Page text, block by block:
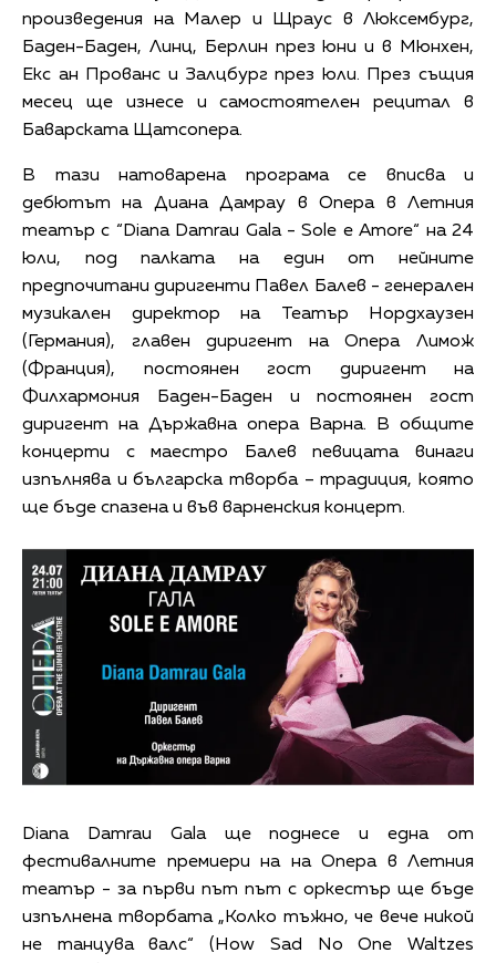
произведения на Малер и Щраус в Люксембург,
Баден-Баден, Линц, Берлин през юни и в Мюнхен,
Екс ан Прованс и Залцбург през юли. През същия
месец ще изнесе и самостоятелен рецитал в
Баварската Щатсопера.
В тази натоварена програма се вписва и
дебютът на Диана Дамрау в Опера в Летния
театър с “Diana Damrau Gala - Sole e Amore“ на 24
юли, под палката на един от нейните
предпочитани диригенти Павел Балев - генерален
музикален директор на Театър Нордхаузен
(Германия), главен диригент на Опера Лимож
(Франция), постоянен гост диригент на
Филхармония Баден-Баден и постоянен гост
диригент на Държавна опера Варна. В общите
концерти с маестро Балев певицата винаги
изпълнява и българска творба – традиция, която
ще бъде спазена и във варненския концерт.
Diana Damrau Gala ще поднесе и една от
фестивалните премиери на на Опера в Летния
театър - за първи път път с оркестър ще бъде
изпълнена творбата „Колко тъжно, че вече никой
не танцува валс“ (How Sad No One Waltzes